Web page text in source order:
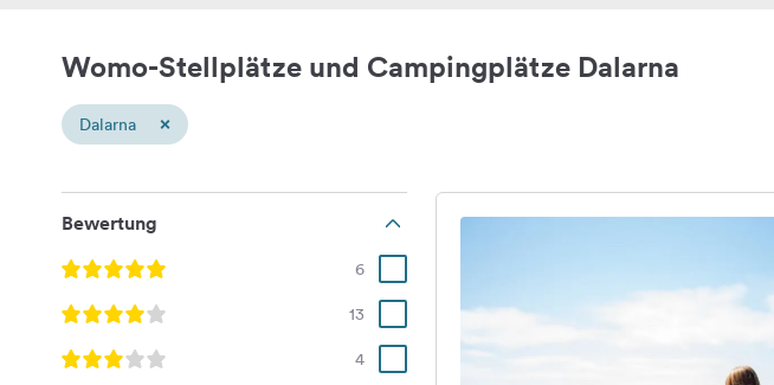
Womo-Stellplätze und Campingplätze Dalarna
Dalarna ×
Bewertung
6
13
4